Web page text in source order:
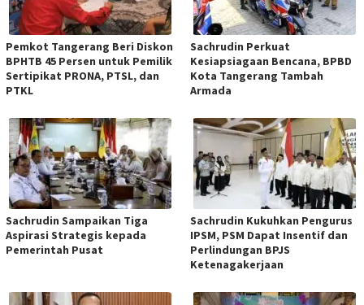
Pemkot Tangerang Beri Diskon
BPHTB 45 Persen untuk Pemilik
Sertipikat PRONA, PTSL, dan
PTKL
Sachrudin Perkuat
Kesiapsiagaan Bencana, BPBD
Kota Tangerang Tambah
Armada
Sachrudin Sampaikan Tiga
Aspirasi Strategis kepada
Pemerintah Pusat
Sachrudin Kukuhkan Pengurus
IPSM, PSM Dapat Insentif dan
Perlindungan BPJS
Ketenagakerjaan